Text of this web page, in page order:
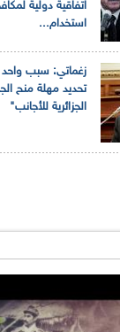
اتفاقية دولية
استخدام...
زغماتي: سبب واحد
تحديد مهلة منح
الجزائرية للأجانب"